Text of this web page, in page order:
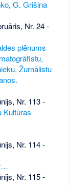
, G. Grišina
Nr. 24-
plēnums
Žurnālistu
Nr. 113-
Kultūras
Nr. 114-
Nr. 115-